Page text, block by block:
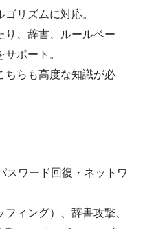
リズムに対応。
り、辞書、ルールベー
ポート。
ちらも高度な知識が必
スワード回復・ネットワ
ィング）、辞書攻撃、